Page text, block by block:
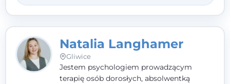
Natalia Langhamer
Gliwice
Jestem psychologiem prowadzącym
terapię osób dorosłych, absolwentką